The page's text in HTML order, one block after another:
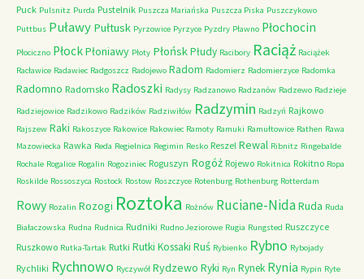
Puck Pulsnitz Purda Pustelnik Puszcza Mariańska Puszcza Piska Puszczykowo
Puttbus Puławy Pułtusk Pyrzowice Pyrzyce Pyzdry Pławno Płochocin
Płociczno PłockPłoniawy Płoty PłońskPłudy Racibory Raciąż Raciążek
Racławice Radawiec Radgoszcz Radojewo Radom Radomierz Radomierzyce Radomka
Radomno Radomsko Radoszki Radysy Radzanowo Radzanów Radzewo Radzieje
Radziejowice Radzikowo Radzików Radziwiłów Radzymin Radzyń Rajkowo
Rajszew Raki Rakoszyce Rakowice Rakowiec Ramoty Ramuki Ramułtowice Rathen Rawa
Mazowiecka Rawka Reda Regielnica Regimin Resko Reszel Rewal Ribnitz Ringebalde
Rochale Rogalice Rogalin Rogoziniec Roguszyn Rogóż Rojewo Rokitnica Rokitno Ropa
Roskilde Rossoszyca Rostock Rostow Roszczyce Rotenburg Rothenburg Rotterdam
Rowy Rozalin Rozogi Roztoka Rożnów Ruciane-NidaRuda Ruda
Białaczowska Rudna Rudnica Rudniki Rudno Jeziorowe Rugia Rungsted Ruszczyce
Ruszkowo Rutka-Tartak Rutki Rutki Kossaki Ruś Rybienko Rybno Rybojady
Rychliki Rychnowo Ryczywół Rydzewo Ryki Ryn Rynek Rynia Rypin Ryte